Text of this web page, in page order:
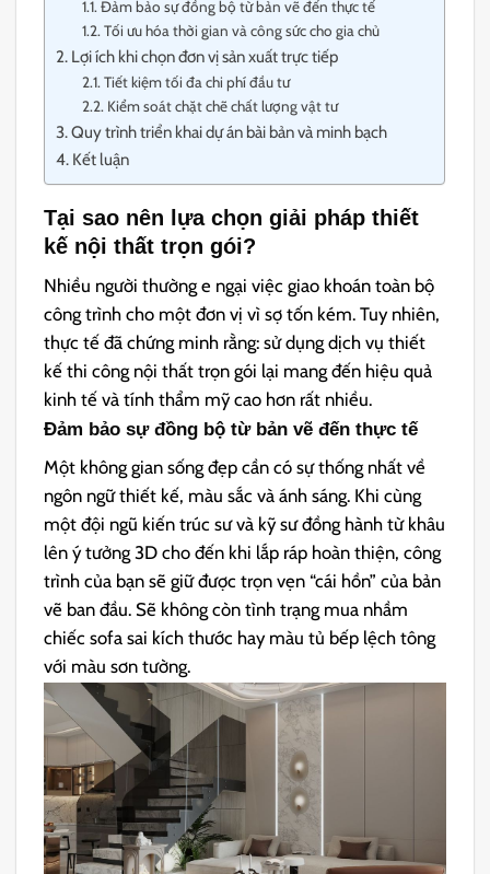
Đảm bảo sự đồng bộ từ bản vẽ đến thực tế
Tối ưu hóa thời gian và công sức cho gia chủ
Lợi ích khi chọn đơn vị sản xuất trực tiếp
Tiết kiệm tối đa chi phí đầu tư
Kiểm soát chặt chẽ chất lượng vật tư
Quy trình triển khai dự án bài bản và minh bạch
Kết luận
Tại sao nên lựa chọn giải pháp thiết
kế nội thất trọn gói?
Nhiều người thường e ngại việc giao khoán toàn bộ
công trình cho một đơn vị vì sợ tốn kém. Tuy nhiên,
thực tế đã chứng minh rằng: sử dụng dịch vụ thiết
kế thi công nội thất trọn gói lại mang đến hiệu quả
kinh tế và tính thẩm mỹ cao hơn rất nhiều.
Đảm bảo sự đồng bộ từ bản vẽ đến thực tế
Một không gian sống đẹp cần có sự thống nhất về
ngôn ngữ thiết kế, màu sắc và ánh sáng. Khi cùng
một đội ngũ kiến trúc sư và kỹ sư đồng hành từ khâu
lên ý tưởng 3D cho đến khi lắp ráp hoàn thiện, công
trình của bạn sẽ giữ được trọn vẹn “cái hồn” của bản
vẽ ban đầu. Sẽ không còn tình trạng mua nhầm
chiếc sofa sai kích thước hay màu tủ bếp lệch tông
với màu sơn tường.